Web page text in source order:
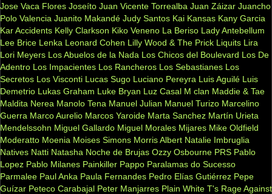
Jose Vaca Flores Joseíto Juan Vicente Torrealba Juan Záizar Juancho
Polo Valencia Juanito Makandé Judy Santos Kai Kansas Kany Garcia
Kar Accidents Kelly Clarkson Kiko Veneno La Beriso Lady Antebellum
Lee Brice Lenka Leonard Cohen Lilly Wood & The Prick Liquits Lira
Lori Meyers Los Abuelos de la Nada Los Chicos del Boulevard Los De
Adentro Los Impacientes Los Rancheros Los Sebastianes Los
Secretos Los Visconti Lucas Sugo Luciano Pereyra Luis Aguilé Luis
Demetrio Lukas Graham Luke Bryan Luz Casal M clan Maddie & Tae
Maldita Nerea Manolo Tena Manuel Julian Manuel Turizo Marcelino
Guerra Marco Aurelio Marcos Yaroide Marta Sanchez Martín Urieta
Mendelssohn Miguel Gallardo Miguel Morales Mijares Mike Oldfield
Moderatto Moenia Moises Simons Morris Albert Natalie Imbruglia
Natives Natti Natasha Noche de Brujas Ozzy Osbourne PRS Pablo
Lopez Pablo Milanes Painkiller Pappo Paralamas do Sucesso
Parmalee Paul Anka Paula Fernandes Pedro Elías Gutiérrez Pepe
Guízar Peteco Carabajal Peter Manjarres Plain White T's Rage Against